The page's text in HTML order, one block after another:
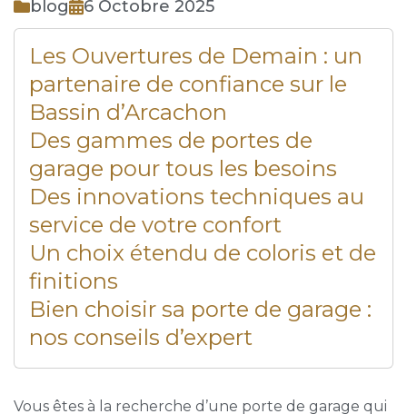
blog 6 Octobre 2025
Les Ouvertures de Demain : un
partenaire de confiance sur le
Bassin d’Arcachon
Des gammes de portes de
garage pour tous les besoins
Des innovations techniques au
service de votre confort
Un choix étendu de coloris et de
finitions
Bien choisir sa porte de garage :
nos conseils d’expert
Vous êtes à la recherche d’une porte de garage qui